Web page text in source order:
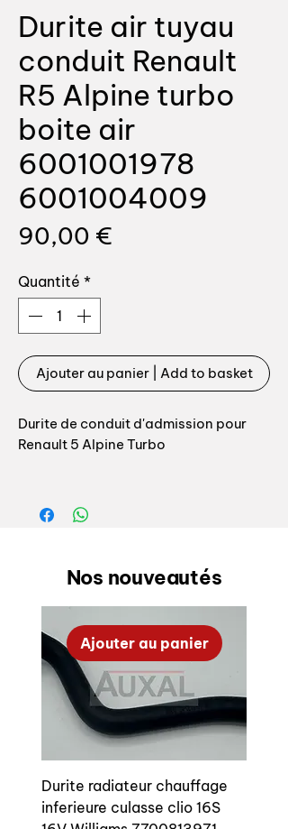
Durite air tuyau
conduit Renault
R5 Alpine turbo
boite air
6001001978
6001004009
90,00 €
Quantité *
Ajouter au panier | Add to basket
Durite de conduit d'admission pour
Renault 5 Alpine Turbo
Pour le montage sur votre auto:
- percage des sertissage par
induction existant au diamètre 5mm
- poncer localement au niveau des
sertissage uniquement la durite
existante (dremel ou équivalent
bonnette abrasive grain 80 ou 60)
- sortir la durite
- mise en place de la durite que nous
fabriquons
qui vous permettront si besoin de la
démonter à nouveau à l’avenir
Nos nouveautés
Ajouter au panier
Durite radiateur chauffage
inferieure culasse clio 16S